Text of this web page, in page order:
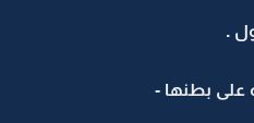
.
على بطنها -